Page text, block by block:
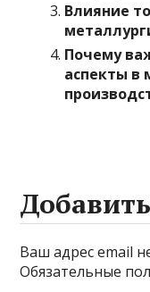
Влияние
Почему
аспекты в
Ваш адрес email
Обязательные